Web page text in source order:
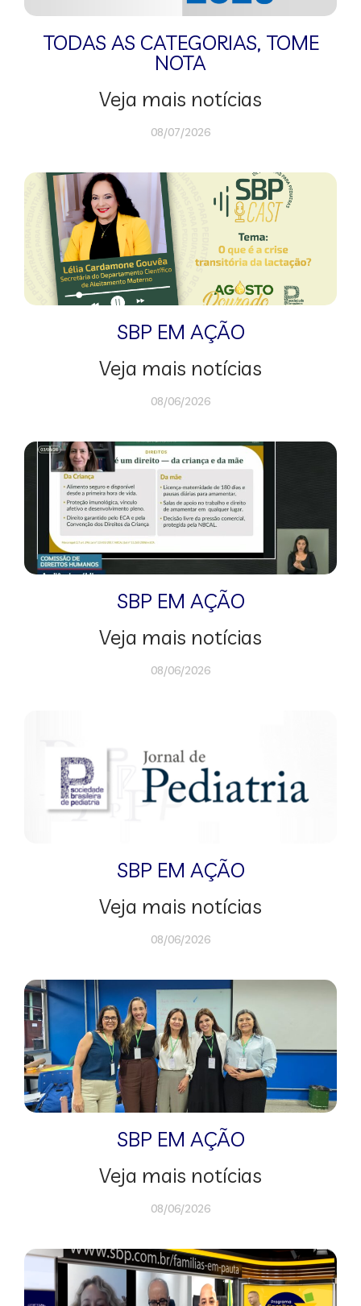
TODAS AS CATEGORIAS, TOME
NOTA
Veja mais notícias
08/07/2026
SBP EM AÇÃO
Veja mais notícias
08/06/2026
SBP EM AÇÃO
Veja mais notícias
08/06/2026
SBP EM AÇÃO
Veja mais notícias
08/06/2026
SBP EM AÇÃO
Veja mais notícias
08/06/2026